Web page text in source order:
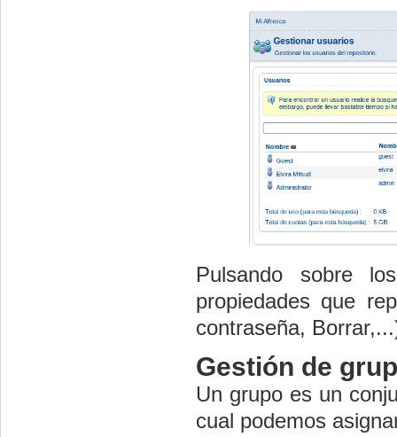
Pulsando sobre
propiedades que
contraseña,
Gestión de
Un grupo es un
cual podemos